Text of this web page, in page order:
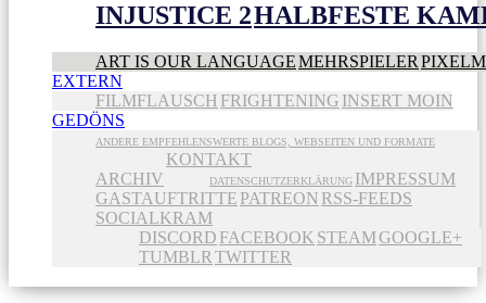
INJUSTICE 2HALBFESTE
ART IS OUR LANGUAGEMEHRSPIELER
EXTERN
FILMFLAUSCH FRIGHTENING INSERT MOIN
GEDÖNS
ANDERE EMPFEHLENSWERTE BLOGS, WEBSEITEN UND FORMATE
ARCHIV
KONTAKT
DATENSCHUTZERKLÄRUNG IMPRESSUM
GASTAUFTRITTE PATREON RSS-FEEDS
SOCIALKRAM
DISCORD FACEBOOK STEAMGOOGLE+
TUMBLR TWITTER